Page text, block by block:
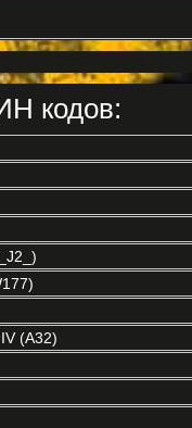
кодов:
(A32)